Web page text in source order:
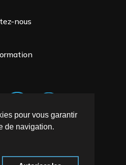
pour vous garantir
de navigation.
nous